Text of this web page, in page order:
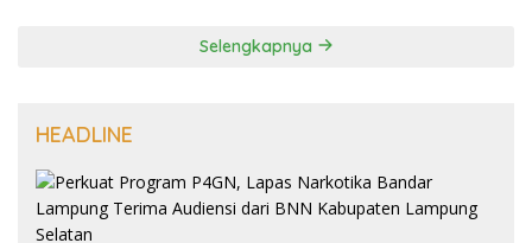
Selengkapnya
HEADLINE